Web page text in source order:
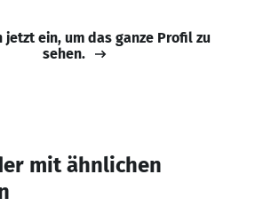
jetzt ein, um das ganze Profil zu
sehen.
mit ähnlichen